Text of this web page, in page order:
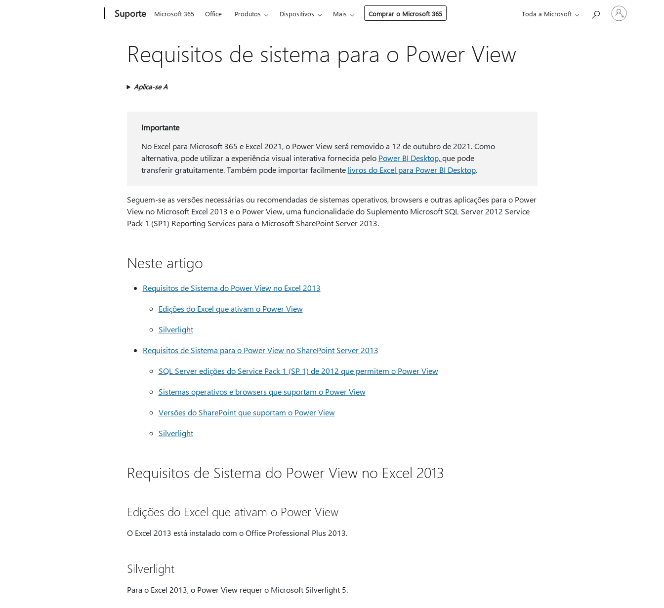
Suporte Microsoft 365 Office Produtos Dispositivos Mais Comprar o Microsoft 365 Toda a Microsoft
Iniciar
sessão
Requisitos de sistema para o Power View
Aplica-se A
Importante
No Excel para Microsoft 365 e Excel 2021, o Power View será removido a 12 de outubro de 2021. Como
alternativa, pode utilizar a experiência visual interativa fornecida pelo Power BI Desktop,que pode
transferir gratuitamente. Também pode importar facilmente livros do Excel para Power BI Desktop.
Seguem-se as versões necessárias ou recomendadas de sistemas operativos, browsers e outras aplicações para o Power
View no Microsoft Excel 2013 e o Power View, uma funcionalidade do Suplemento Microsoft SQL Server 2012 Service
Pack 1 (SP1) Reporting Services para o Microsoft SharePoint Server 2013.
Neste artigo
Requisitos de Sistema do Power View no Excel 2013
Edições do Excel que ativam o Power View
Silverlight
Requisitos de Sistema para o Power View no SharePoint Server 2013
SQL Server edições do Service Pack 1 (SP 1) de 2012 que permitem o Power View
Sistemas operativos e browsers que suportam o Power View
Versões do SharePoint que suportam o Power View
Silverlight
Requisitos de Sistema do Power View no Excel 2013
Edições do Excel que ativam o Power View
O Excel 2013 está instalado com o Office Professional Plus 2013.
Silverlight
Para o Excel 2013, o Power View requer o Microsoft Silverlight 5.